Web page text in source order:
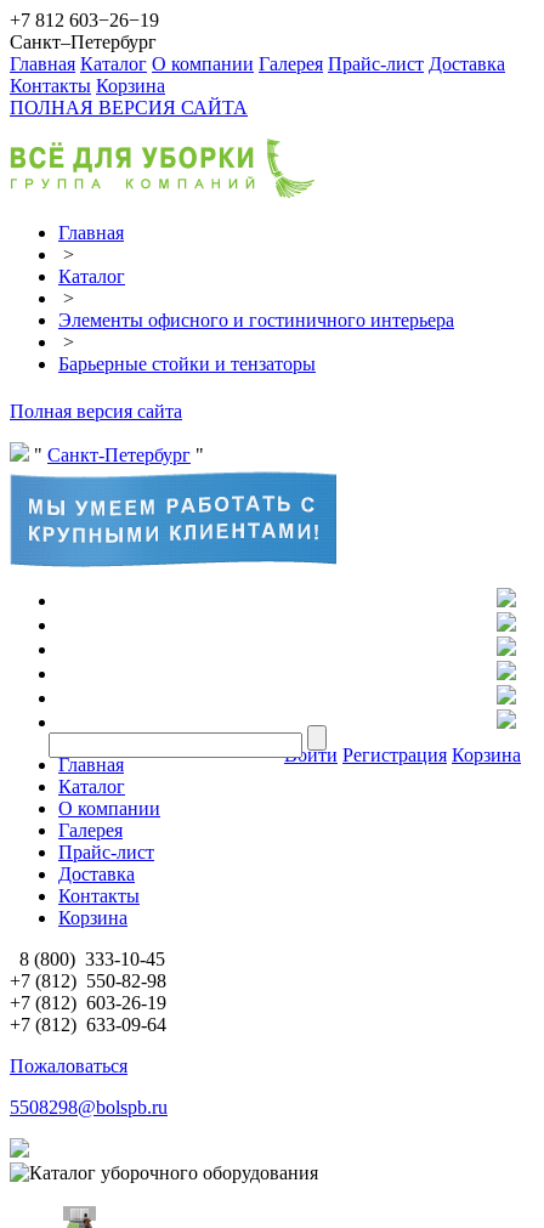
+7 812 603−26−19
Санкт–Петербург
Главная Каталог О компании Галерея Прайс-лист Доставка
Контакты Корзина
ПОЛНАЯ ВЕРСИЯ САЙТА
Главная
>
Каталог
>
Элементы офисного и гостиничного интерьера
>
Барьерные стойки и тензаторы
Полная версия сайта
Санкт-Петербург
Войти Регистрация Корзина
Главная
Каталог
О компании
Галерея
Прайс-лист
Доставка
Контакты
Корзина
8 (800) 333-10-45
+7 (812) 550-82-98
+7 (812) 603-26-19
+7 (812) 633-09-64
Пожаловаться
5508298@bolspb.ru